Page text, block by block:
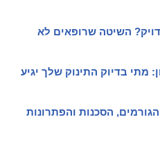
השיטה שרופאים לא
מתי בדיוק התינוק שלך יגיע
הסכנות והפתרונות